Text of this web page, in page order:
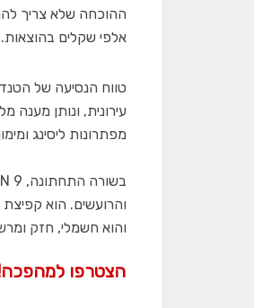
ההוכחה שלא צריך
אלפי שקלים
עירונית, ונותן
מפתרונות ליסינג
והרועשים. הוא
והוא חשמלי, חזק
הצטרפו